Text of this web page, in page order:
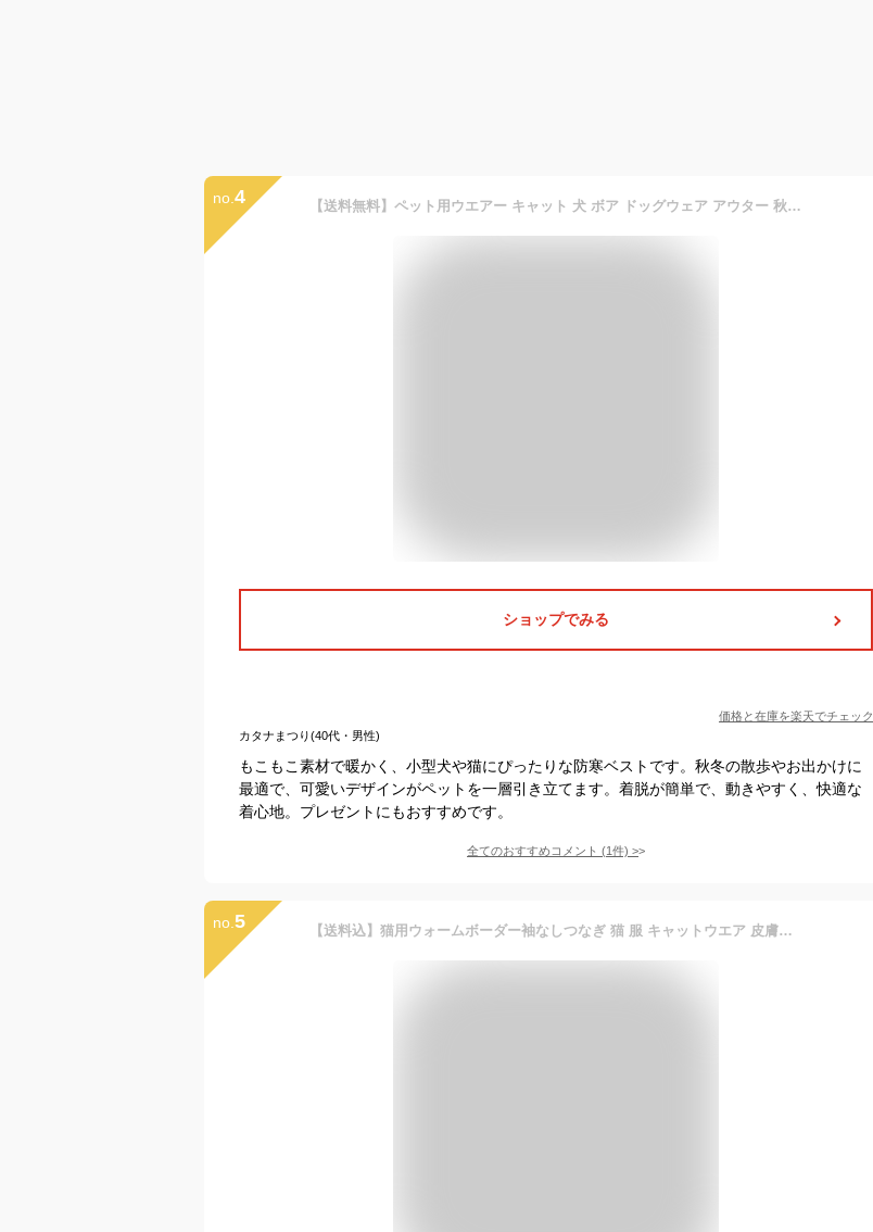
no. 4 【送料無料】ペット用ウエアー キャット 犬 ボア ドッグウェア アウター 秋冬 犬の服 防寒着 猫 服 ペット服 もこもこ ベスト いぬ 小型犬 あったか 暖かい 防寒 可愛い おしゃれ かわいい ペットウェア 散歩 犬用品 猫用品 プレゼント ギフト
ショップでみる
価格と在庫を楽天でチェック
カタナまつり(40代・男性)
もこもこ素材で暖かく、小型犬や猫にぴったりな防寒ベストです。秋冬の散歩やお出かけに
最適で、可愛いデザインがペットを一層引き立てます。着脱が簡単で、動きやすく、快適な
着心地。プレゼントにもおすすめです。
全てのおすすめコメント (1件) >
no. 5 【送料込】猫用ウォームボーダー袖なしつなぎ 猫 服 キャットウエア 皮膚保護 猫服 洋服 防寒 寒さ対策 保温 暖かい お部屋着 ルームウエア ロンパース 介護 高齢 シニア 猫の服フルオブビガー